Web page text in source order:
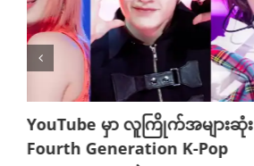
ပြန်ကြည့်တဲ့အချိန်တိုင်း ဝမ်းနည်းရ
တဲ့ ကာတွန်းဇာတ်ကား ၁၀ ကား